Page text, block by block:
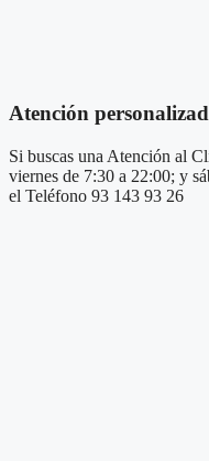
Atención
Si buscas una Atención al
viernes de 7:30 a 22:00; y
el Teléfono 93 143 93 26